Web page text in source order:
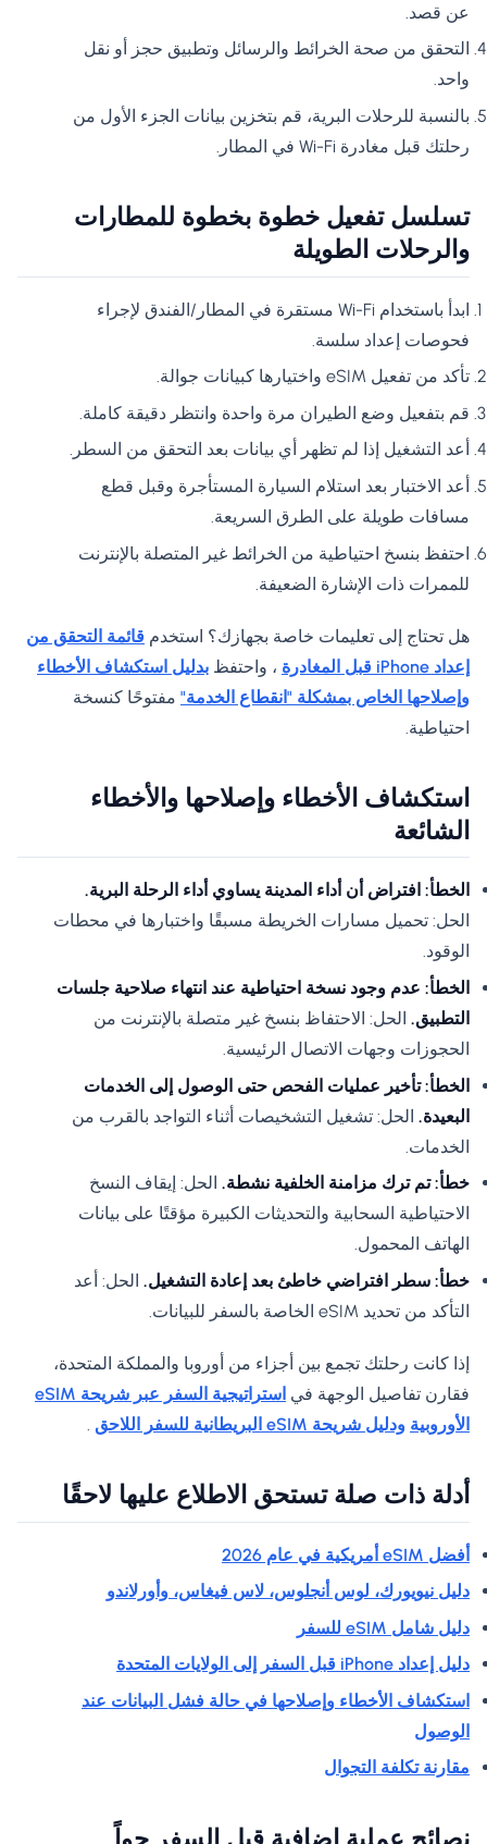
عن قصد.
التحقق من صحة الخرائط والرسائل وتطبيق حجز أو نقل
واحد.
بالنسبة للرحلات البرية، قم بتخزين بيانات الجزء الأول من
رحلتك قبل مغادرة Wi-Fi في المطار.
تسلسل تفعيل خطوة بخطوة للمطارات
والرحلات الطويلة
ابدأ باستخدام Wi-Fi مستقرة في المطار/الفندق لإجراء
فحوصات إعداد سلسة.
تأكد من تفعيل eSIM واختيارها كبيانات جوالة.
قم بتفعيل وضع الطيران مرة واحدة وانتظر دقيقة كاملة.
أعد التشغيل إذا لم تظهر أي بيانات بعد التحقق من السطر.
أعد الاختبار بعد استلام السيارة المستأجرة وقبل قطع
مسافات طويلة على الطرق السريعة.
احتفظ بنسخ احتياطية من الخرائط غير المتصلة بالإنترنت
للممرات ذات الإشارة الضعيفة.
هل تحتاج إلى تعليمات خاصة بجهازك؟ استخدم قائمة التحقق من
إعداد iPhone قبل المغادرة
، واحتفظ بدليل استكشاف الأخطاء
وإصلاحها الخاص بمشكلة "انقطاع الخدمة" مفتوحًا كنسخة
احتياطية.
استكشاف الأخطاء وإصلاحها والأخطاء
الشائعة
الخطأ: افتراض أن أداء المدينة يساوي أداء الرحلة البرية.
الحل: تحميل مسارات الخريطة مسبقًا واختبارها في محطات
الوقود.
الخطأ: عدم وجود نسخة احتياطية عند انتهاء صلاحية جلسات
التطبيق. الحل: الاحتفاظ بنسخ غير متصلة بالإنترنت من
الحجوزات وجهات الاتصال الرئيسية.
الخطأ: تأخير عمليات الفحص حتى الوصول إلى الخدمات
البعيدة. الحل: تشغيل التشخيصات أثناء التواجد بالقرب من
الخدمات.
خطأ: تم ترك مزامنة الخلفية نشطة. الحل: إيقاف النسخ
الاحتياطية السحابية والتحديثات الكبيرة مؤقتًا على بيانات
الهاتف المحمول.
خطأ: سطر افتراضي خاطئ بعد إعادة التشغيل. الحل: أعد
التأكد من تحديد eSIM الخاصة بالسفر للبيانات.
إذا كانت رحلتك تجمع بين أجزاء من أوروبا والمملكة المتحدة،
فقارن تفاصيل الوجهة في
استراتيجية السفر عبر شريحة eSIM
الأوروبية ودليل شريحة eSIM البريطانية للسفر اللاحق
أدلة ذات صلة تستحق الاطلاع عليها لاحقًا
أفضل eSIM أمريكية في عام 2026
دليل نيويورك، لوس أنجلوس، لاس فيغاس، وأورلاندو
دليل شامل eSIM للسفر
دليل إعداد iPhone قبل السفر إلى الولايات المتحدة
استكشاف الأخطاء وإصلاحها في حالة فشل البيانات عند
الوصول
مقارنة تكلفة التجوال